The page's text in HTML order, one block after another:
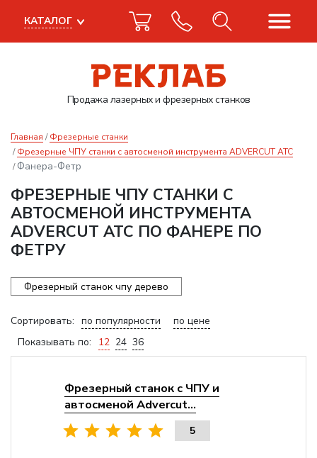
Продажа лазерныхи фрезерных станков
КАТАЛОГ
Главная
Фрезерные станки
Фрезерные ЧПУ станки с автосменой инструмента ADVERCUT ATC
Фанера-Фетр
ФРЕЗЕРНЫЕ ЧПУ СТАНКИ С
АВТОСМЕНОЙ ИНСТРУМЕНТА
ADVERCUT ATC ПО ФАНЕРЕ ПО
ФЕТРУ
Фрезерный станок чпу дерево
Сортировать: по популярности
по цене
Показывать по:
12 24 36
Фрезерный станок с ЧПУ и
автосменой Advercut...
5